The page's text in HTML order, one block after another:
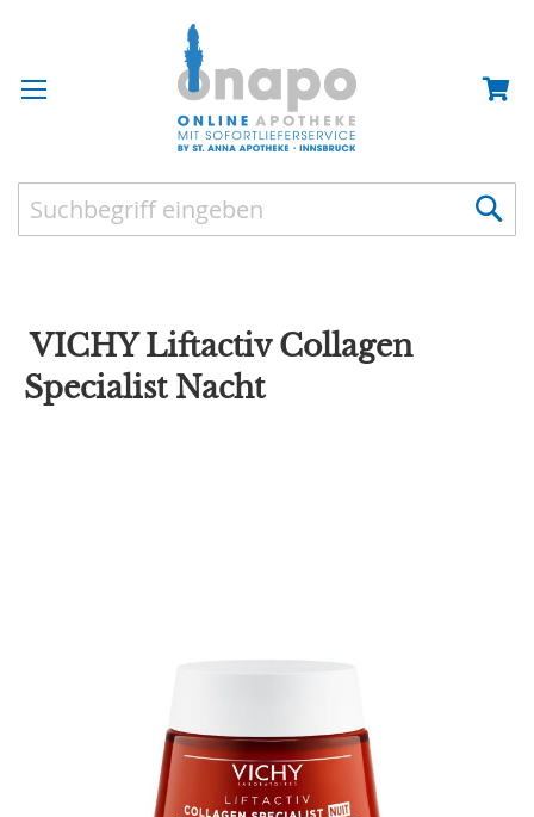
VICHY Liftactiv Collagen
Specialist Nacht
Ende
Bildergalerie
Anfang
Bildergalerie